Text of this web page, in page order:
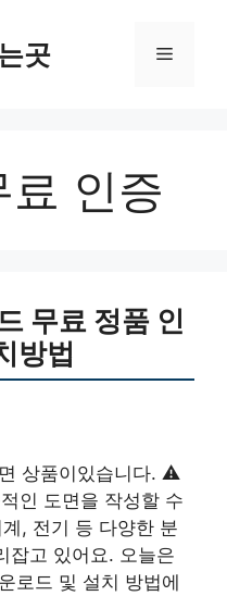
곳 Menu
인증
무료 정품 인
방법
상품이있습니다. ⚠️
인 도면을 작성할 수
, 전기 등 다양한 분
잡고 있어요. 오늘은
로드 및 설치 방법에